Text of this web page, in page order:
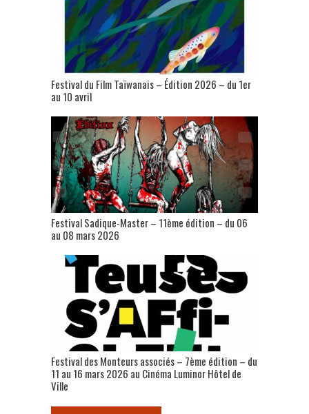
Festival du Film Taïwanais – Édition 2026 – du 1er
au 10 avril
Festival Sadique-Master – 11ème édition – du 06
au 08 mars 2026
Festival des Monteurs associés – 7ème édition – du
11 au 16 mars 2026 au Cinéma Luminor Hôtel de
Ville